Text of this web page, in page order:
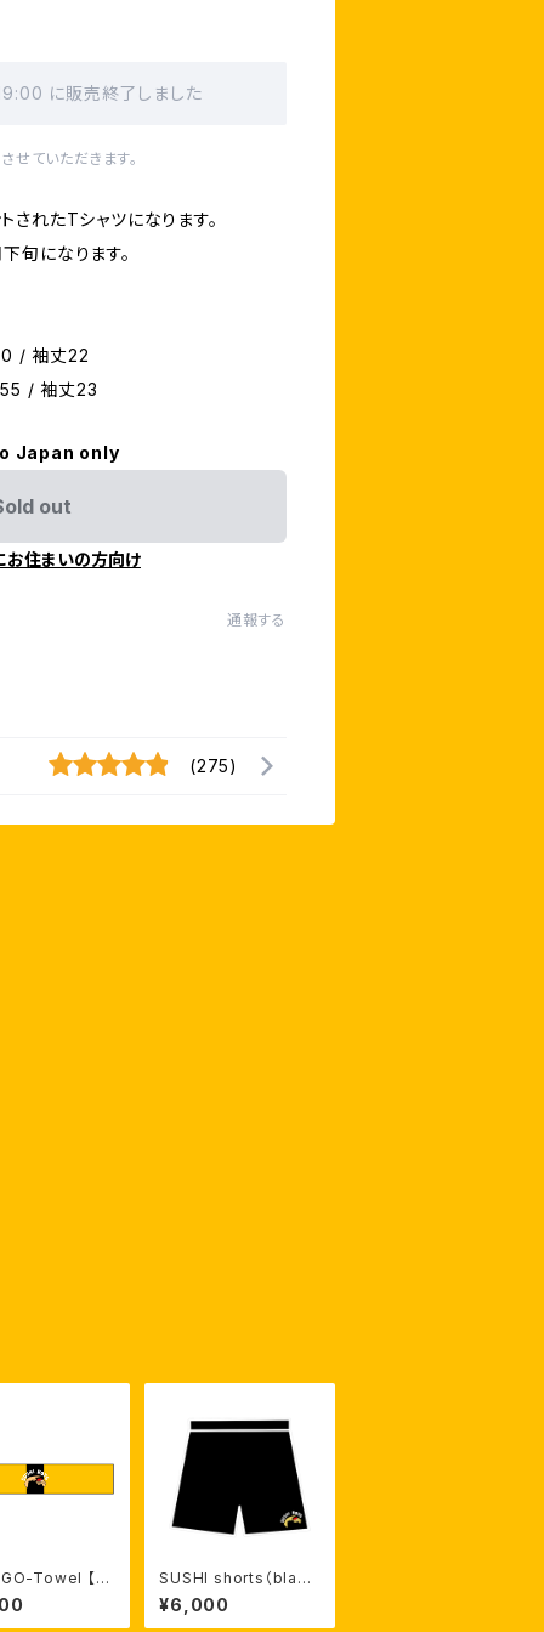
に販売終了しました
せていただきます。
れたTシャツになります。
旬になります。
/ 袖丈22
/ 袖丈23
Japan only
out
お住まいの方向け
通報する
(275)
Towel 【受
SUSHI shorts（blac
k）【受注生産】
¥6,000